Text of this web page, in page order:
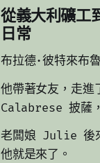
從義大利礦工
日常
布拉德·彼特來布
他帶著女友，走
Calabrese 披薩
老闆娘 Julie 後來
他就是來了。